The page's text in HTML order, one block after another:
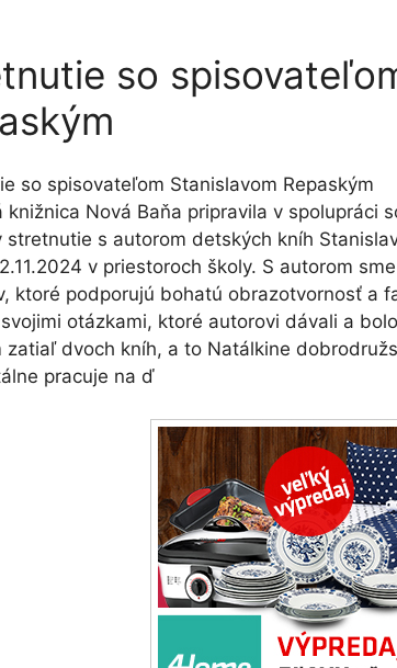
so
so spisovateľom Stanislavom Repaským
knižnica Nová Baňa pripravila v spolupráci
stretnutie s autorom detských kníh
v priestoroch školy. S autorom
ktoré podporujú bohatú obrazotvornosť a
otázkami, ktoré autorovi dávali a
zatiaľ dvoch kníh, a to Natálkine
pracuje na ď